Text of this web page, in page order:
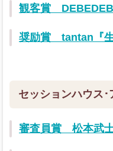
観客賞
奨励賞 tantan『生
セッションハウス･
審査員賞 松本武